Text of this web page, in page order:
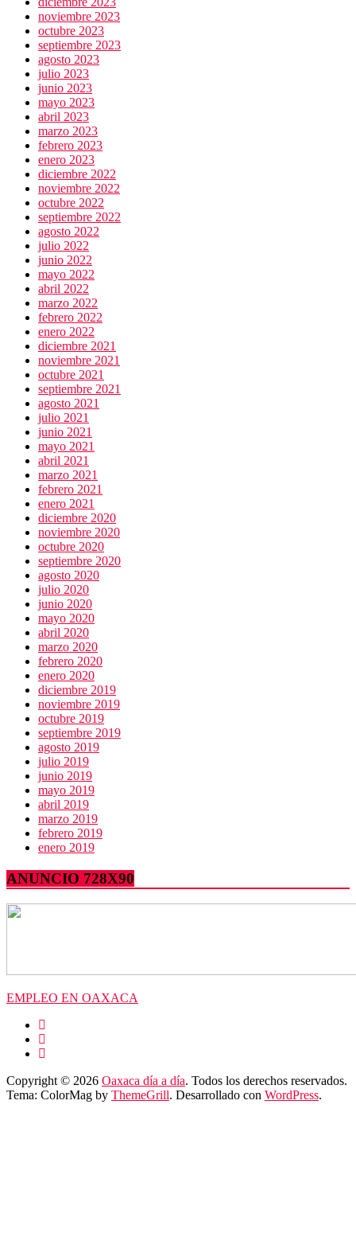
noviembre 2023
octubre 2023
septiembre 2023
agosto 2023
julio 2023
junio 2023
mayo 2023
abril 2023
marzo 2023
febrero 2023
enero 2023
diciembre 2022
noviembre 2022
octubre 2022
septiembre 2022
agosto 2022
julio 2022
junio 2022
mayo 2022
abril 2022
marzo 2022
febrero 2022
enero 2022
diciembre 2021
noviembre 2021
octubre 2021
septiembre 2021
agosto 2021
julio 2021
junio 2021
mayo 2021
abril 2021
marzo 2021
febrero 2021
enero 2021
diciembre 2020
noviembre 2020
octubre 2020
septiembre 2020
agosto 2020
julio 2020
junio 2020
mayo 2020
abril 2020
marzo 2020
febrero 2020
enero 2020
diciembre 2019
noviembre 2019
octubre 2019
septiembre 2019
agosto 2019
julio 2019
junio 2019
mayo 2019
abril 2019
marzo 2019
febrero 2019
enero 2019
ANUNCIO 728X90
EMPLEO EN OAXACA
Copyright © 2026 Oaxaca día a día. Todos los derechos reservados.
Tema: ColorMag by ThemeGrill. Desarrollado con WordPress.